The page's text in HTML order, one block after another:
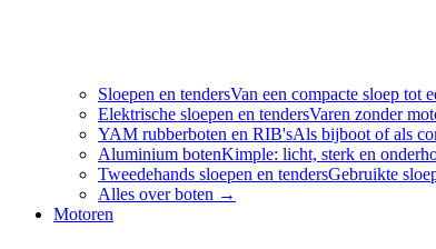
Sloepen en tendersVan een compacte sloep tot
Elektrische sloepen en tendersVaren zonder
YAM rubberboten en RIB'sAls bijboot of als
Aluminium botenKimple: licht, sterk en
Tweedehands sloepen en tendersGebruikte
Alles overboten →
Motoren